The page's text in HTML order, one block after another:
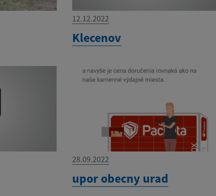
12.12.2022
Klecenov
28.09.2022
upor obecny urad